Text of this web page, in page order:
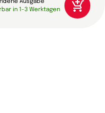
Ausgabe
in 1-3 Werktagen